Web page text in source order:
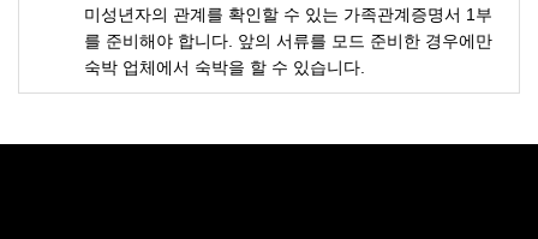
미성년자의 관계를 확인할 수 있는 가족관계증명서 1부
를 준비해야 합니다. 앞의 서류를 모드 준비한 경우에만
숙박 업체에서 숙박을 할 수 있습니다.